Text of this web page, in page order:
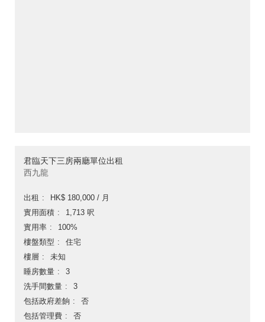
君臨天下三房兩廳單位出租
西九龍
出租
HK$ 180,000 / 月
實用面積
1,713 呎
實用率
100%
樓盤類型
住宅
樓層
未知
睡房數量
3
洗手間數量
3
包括政府差餉
否
包括管理費
否